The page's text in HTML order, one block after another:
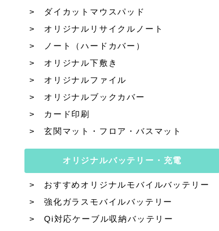
ダイカットマウスパッド
オリジナルリサイクルノート
ノート（ハードカバー）
オリジナル下敷き
オリジナルファイル
オリジナルブックカバー
カード印刷
玄関マット・フロア・バスマット
オリジナルバッテリー・充電
おすすめオリジナルモバイルバッテリー
強化ガラスモバイルバッテリー
Qi対応ケーブル収納バッテリー